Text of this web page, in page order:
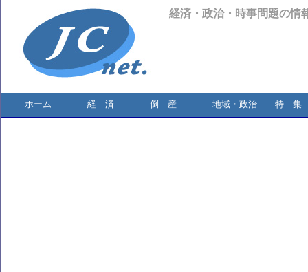
経済・政治・時事問題の情
ホーム 経 済 倒 産 地域・政治 特 集